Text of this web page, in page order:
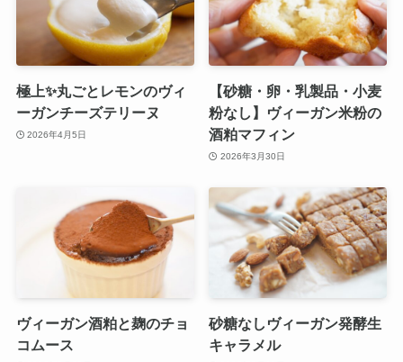
極上✨丸ごとレモンのヴィ
ーガンチーズテリーヌ
2026年4月5日
【砂糖・卵・乳製品・小麦
粉なし】ヴィーガン米粉の
酒粕マフィン
2026年3月30日
ヴィーガン酒粕と麹のチョ
コムース
砂糖なしヴィーガン発酵生
キャラメル